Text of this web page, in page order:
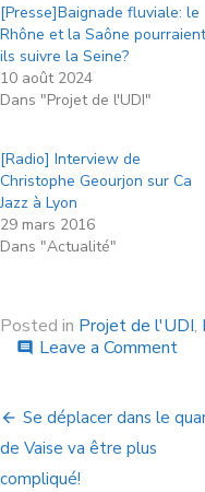
[Presse]Baignade fluviale: le
Rhône et la Saône
ils suivre la Seine?
10 août 2024
Dans "Projet de l'UDI"
[Radio] Interview de
Christophe Geourjon sur Ca
Jazz à Lyon
29 mars 2016
Dans "Actualité"
Posted in Projet de l'UDI,
comment Leave a Comment
Se déplacer dans le
de Vaise va être plus
compliqué!